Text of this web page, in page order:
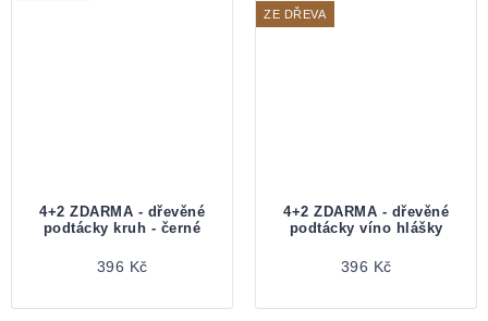
4+2 ZDARMA - dřevěné
podtácky kruh - černé
396 Kč
ZE DŘEVA
4+2 ZDARMA - dřevěné
podtácky víno hlášky
396 Kč